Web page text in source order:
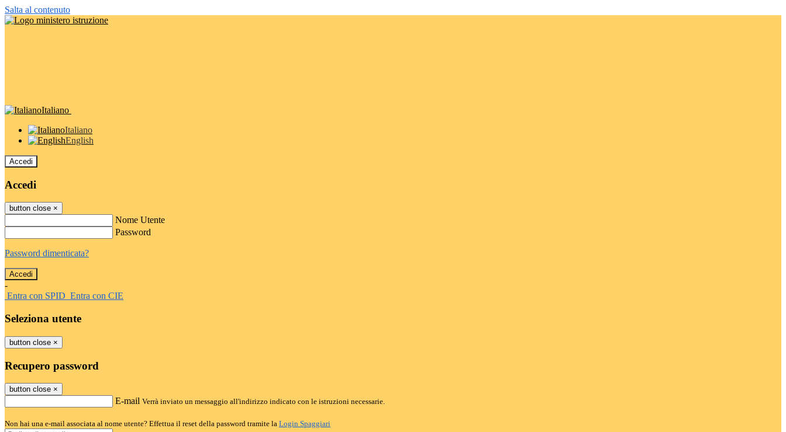
Salta al contenuto
Italiano
Italiano
English
Accedi
Accedi
button close ×
Nome Utente
Password
Password dimenticata?
-
Entra con SPID Entra con CIE
Seleziona utente
button close ×
Recupero password
button close ×
E-mail Verrà inviato un messaggio all'indirizzo indicato con le istruzioni necessarie.
Non hai una e-mail associata al nome utente? Effettua il reset della password tramite la Login Spaggiari